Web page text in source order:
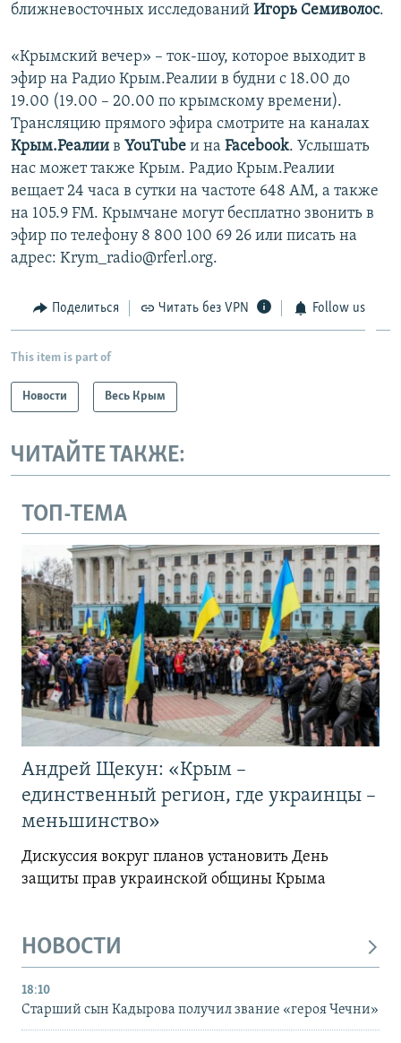
ближневосточных исследований Игорь Семиволос.
«Крымский вечер» – ток-шоу, которое выходит в
эфир на Радио Крым.Реалии в будни с 18.00 до
19.00 (19.00 – 20.00 по крымскому времени).
Трансляцию прямого эфира смотрите на каналах
Крым.Реалии в YouTube и на Facebook. Услышать
нас может также Крым. Радио Крым.Реалии
вещает 24 часа в сутки на частоте 648 АМ, а также
на 105.9 FM. Крымчане могут бесплатно звонить в
эфир по телефону 8 800 100 69 26 или писать на
адрес: Krym_radio@rferl.org.
Поделиться Читать без VPN Follow us
This item is part of
Новости Весь Крым
ЧИТАЙТЕ ТАКЖЕ:
ТОП-ТЕМА
Андрей Щекун: «Крым –
единственный регион, где украинцы –
меньшинство»
Дискуссия вокруг планов установить День
защиты прав украинской общины Крыма
НОВОСТИ
18:10
Старший сын Кадырова получил звание «героя Чечни»